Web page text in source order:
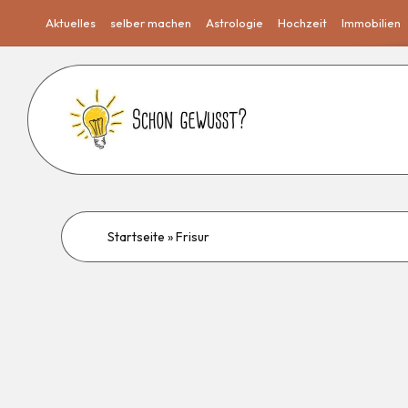
Aktuelles selber machen Astrologie Hochzeit Immobilien
Startseite »Frisur